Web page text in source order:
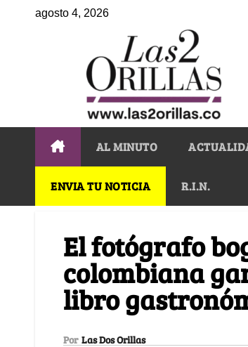
agosto 4, 2026
AL MINUTO
ENVIA TU NOTICIA R.I.N.
El fotógrafo
colombiana
libro
Por Las Dos Orillas